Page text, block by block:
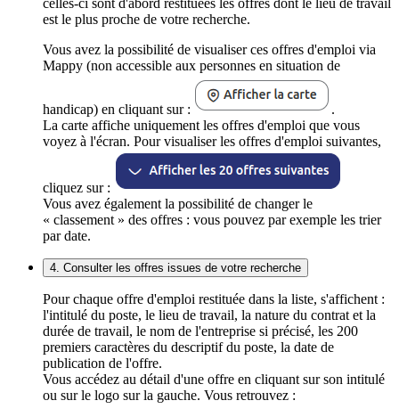
celles-ci sont d'abord restituées les offres dont le lieu de travail
est le plus proche de votre recherche.
Vous avez la possibilité de visualiser ces offres d'emploi via
Mappy (non accessible aux personnes en situation de
handicap) en cliquant sur :
.
La carte affiche uniquement les offres d'emploi que vous
voyez à l'écran. Pour visualiser les offres d'emploi suivantes,
cliquez sur :
Vous avez également la possibilité de changer le
« classement » des offres : vous pouvez par exemple les trier
par date.
4. Consulter les offres issues de votre recherche
Pour chaque offre d'emploi restituée dans la liste, s'affichent :
l'intitulé du poste, le lieu de travail, la nature du contrat et la
durée de travail, le nom de l'entreprise si précisé, les 200
premiers caractères du descriptif du poste, la date de
publication de l'offre.
Vous accédez au détail d'une offre en cliquant sur son intitulé
ou sur le logo sur la gauche. Vous retrouvez :